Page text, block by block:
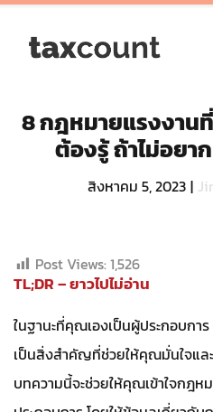
8 กฎหมายแรงงาน
ต้องรู้ ถ้าไม่อย
สิงหาคม 5, 2023 |
Post Views: 1,526
TL;DR – ยาวไปไม่อ่าน
ในฐานะที่คุณเองเป็นผู้ประกอบกา
เป็นสิ่งสำคัญที่ช่วยให้คุณมั่นใจแล
บทความนี้จะช่วยให้คุณเข้าใจกฎ